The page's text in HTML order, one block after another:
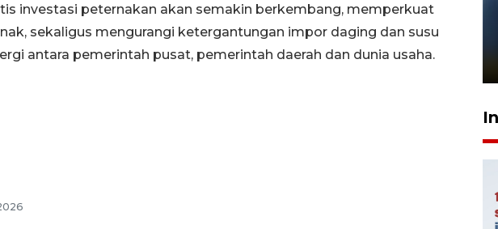
investasi peternakan akan semakin berkembang, memperkuat
sekaligus mengurangi ketergantungan impor daging dan susu
antara pemerintah pusat, pemerintah daerah dan dunia usaha.
Pelanggan Filaha Farm setia
sampai 8 tahan?
1 Juni 2026 05:47